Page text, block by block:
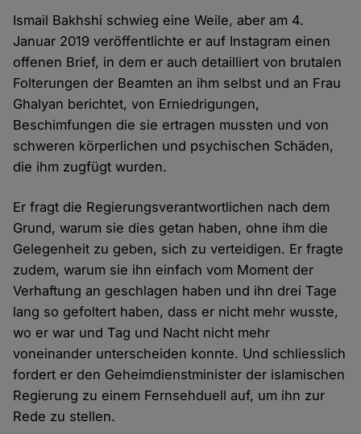
Ismail Bakhshi schwieg eine Weile, aber am 4.
Januar 2019 veröffentlichte er auf Instagram einen
offenen Brief, in dem er auch detailliert von brutalen
Folterungen der Beamten an ihm selbst und an Frau
Ghalyan berichtet, von Erniedrigungen,
Beschimfungen die sie ertragen mussten und von
schweren körperlichen und psychischen Schäden,
die ihm zugfügt wurden.
Er fragt die Regierungsverantwortlichen nach dem
Grund, warum sie dies getan haben, ohne ihm die
Gelegenheit zu geben, sich zu verteidigen. Er fragte
zudem, warum sie ihn einfach vom Moment der
Verhaftung an geschlagen haben und ihn drei Tage
lang so gefoltert haben, dass er nicht mehr wusste,
wo er war und Tag und Nacht nicht mehr
voneinander unterscheiden konnte. Und schliesslich
fordert er den Geheimdienstminister der islamischen
Regierung zu einem Fernsehduell auf, um ihn zur
Rede zu stellen.